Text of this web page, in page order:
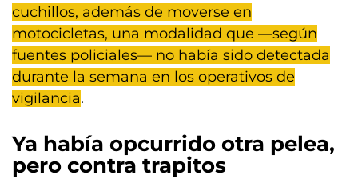
cuchillos, además de moverse en
motocicletas, una modalidad que —según
fuentes policiales— no había sido detectada
durante la semana en los operativos de
vigilancia.
Ya había opcurrido otra pelea,
pero contra trapitos